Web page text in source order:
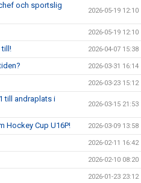
och sportslig
2026-05-19 12:10
2026-05-19 12:10
till! 2026-04-07 15:38
2026-03-31 16:14
2026-03-23 15:12
till andraplats i
2026-03-15 21:53
Hockey Cup U16P! 2026-03-09 13:58
2026-02-11 16:42
2026-02-10 08:20
2026-01-23 23:12